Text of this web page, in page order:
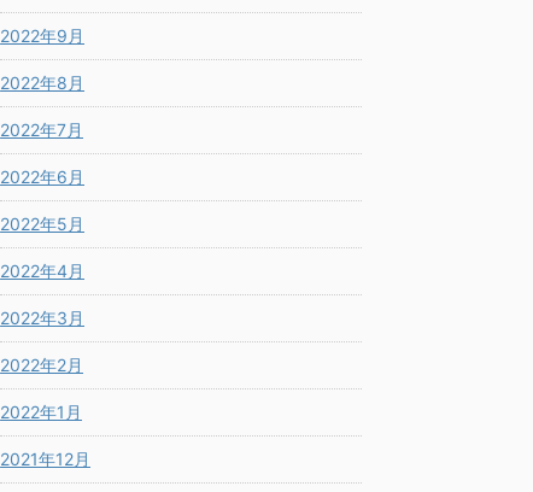
2022年9月
2022年8月
2022年7月
2022年6月
2022年5月
2022年4月
2022年3月
2022年2月
2022年1月
2021年12月